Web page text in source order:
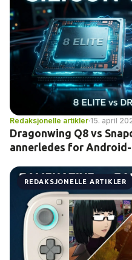
Redaksjonelle artikler·15. april
Dragonwing Q8 vs
annerledes for
REDAKSJONELLE ARTIKLER